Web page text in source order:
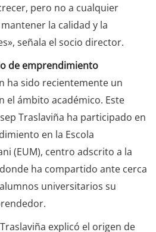
pero no a cualquier
la calidad y la
señala el socio director.
de emprendimiento
ha sido recientemente un
el ámbito académico. Este
Traslaviña ha participado en
en la Escola
(EUM), centro adscrito a la
ha compartido ante cerca
universitarios su
explicó el origen de